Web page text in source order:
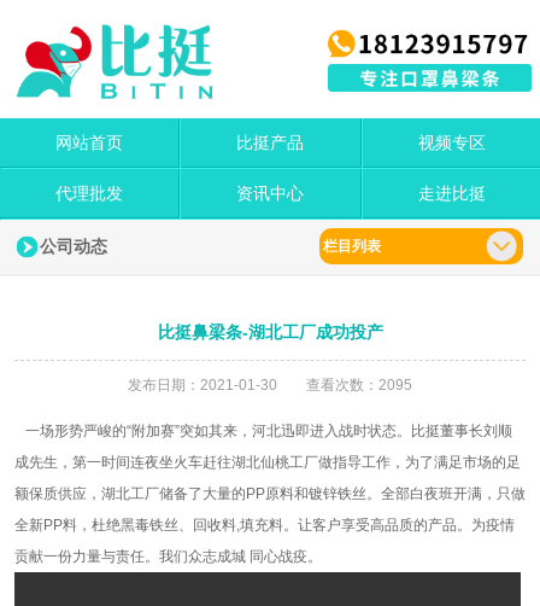
网站首页 比挺产品 视频专区
代理批发 资讯中心 走进比挺
公司动态 栏目列表
比挺鼻梁条-湖北工厂成功投产
发布日期：2021-01-30 查看次数：2095
一场形势严峻的“附加赛”突如其来，河北迅即进入战时状态。比挺董事长刘顺
成先生，第一时间连夜坐火车赶往湖北仙桃工厂做指导工作，为了满足市场的足
额保质供应，湖北工厂储备了大量的PP原料和镀锌铁丝。全部白夜班开满，只做
全新PP料，杜绝黑毒铁丝、回收料,填充料。让客户享受高品质的产品。为疫情
贡献一份力量与责任。我们众志成城 同心战疫。